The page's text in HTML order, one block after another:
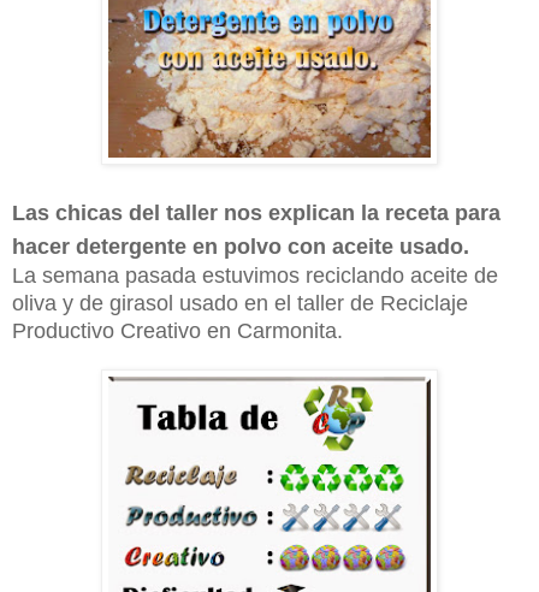
Las chicas del taller nos explican la receta para
hacer detergente en polvo con aceite usado.
La semana pasada estuvimos reciclando aceite de
oliva y de girasol usado en el taller de Reciclaje
Productivo Creativo en Carmonita.